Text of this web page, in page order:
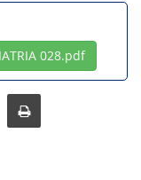
028.pdf